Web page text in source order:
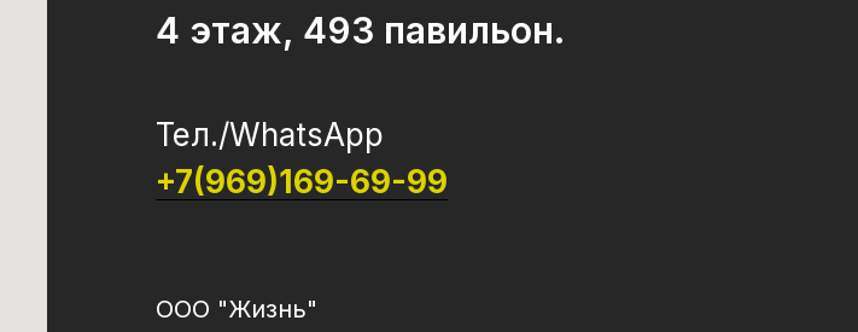
4 этаж, 493 павильон.
Тел./WhatsApp
+7(969)169-69-99
ООО "Жизнь"